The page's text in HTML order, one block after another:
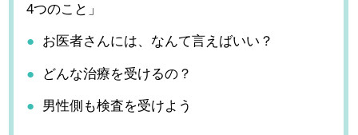
4つのこと」
お医者さんには、なんて言えばいい？
どんな治療を受けるの？
男性側も検査を受けよう